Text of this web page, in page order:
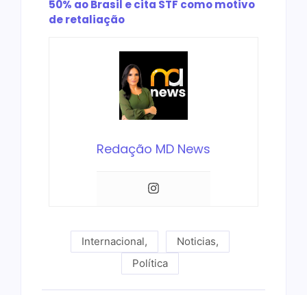
50% ao Brasil e cita STF como motivo
de retaliação
Redação MD News
Internacional, Noticias,
Política